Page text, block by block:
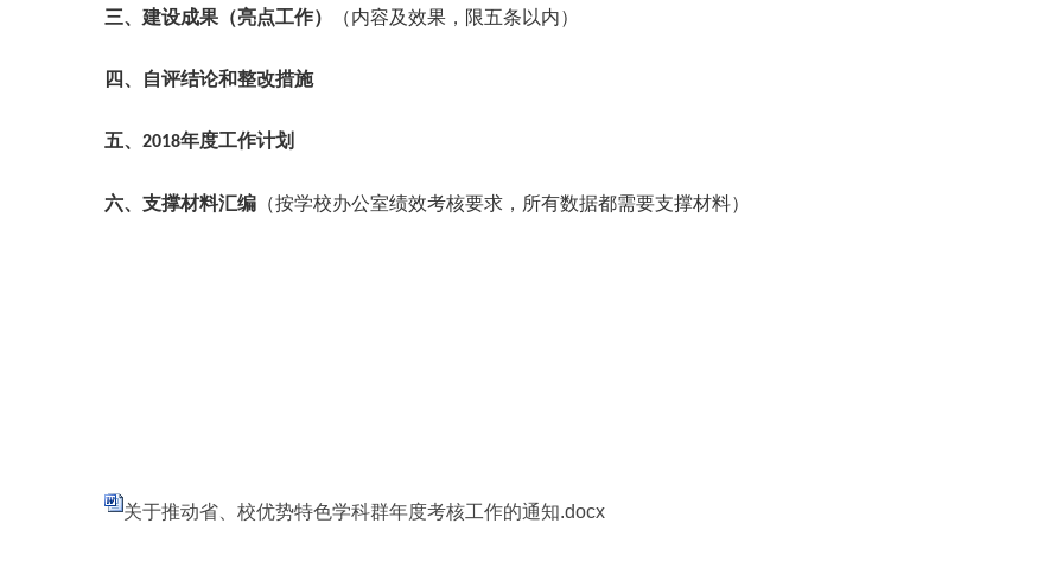
三、建设成果（亮点工作） （内容及效果，限五条以内）
四、自评结论和整改措施
五、 2018年度工作计划
六、支撑材料汇编（按学校办公室绩效考核要求，所有数据都需要支撑材料）
关于推动省、校优势特色学科群年度考核工作的通知.docx